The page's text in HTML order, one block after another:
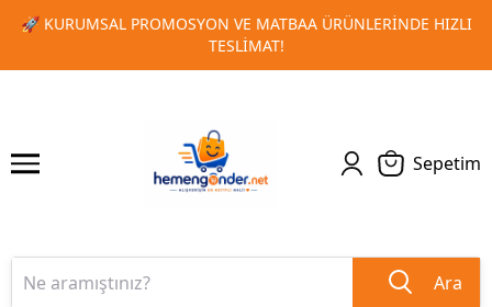
HIZLI
🎁 TOPLU SIPARIŞLERINIZDE ÖZEL İNDIRIM
KAÇIRMAYIN!
1 2
Sepetim
Ara